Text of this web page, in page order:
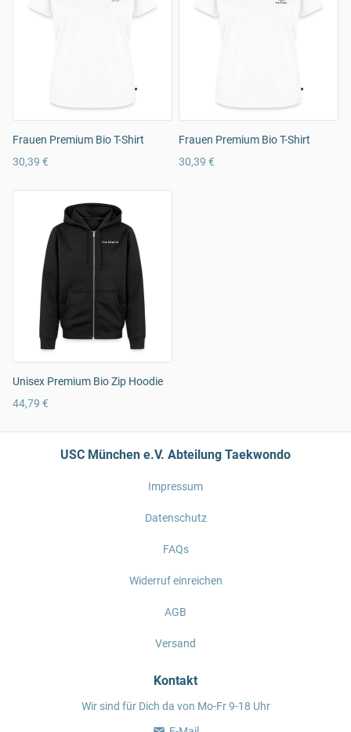
Frauen Premium Bio T-Shirt
30,39 €
Frauen Premium Bio T-Shirt
30,39 €
Unisex Premium Bio Zip Hoodie
44,79 €
USC München e.V. Abteilung Taekwondo
Impressum
Datenschutz
FAQs
Widerruf einreichen
AGB
Versand
Kontakt
Wir sind für Dich da von Mo-Fr 9-18 Uhr